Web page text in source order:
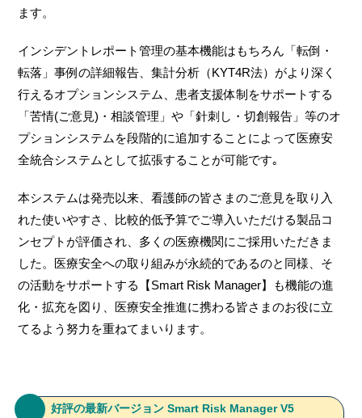
ます。
インシデントレポート管理の基本機能はもちろん「転倒・
転落」事例の詳細報告、集計分析（KYT4R法）がより深く
行えるオプションシステム、患者支援体制をサポートする
「苦情(ご意見)・相談管理」や「針刺し・切創報告」等のオ
プションシステムを段階的に追加することによって医療安
全統合システムとして拡張することが可能です｡
本システムは発売以来、看護師の皆さまのご意見を取り入
れた使いやすさ、比較的低予算でご導入いただける製品コ
ンセプトが評価され、多くの医療機関にご採用いただきま
した。医療安全への取り組みが永続的であるのと同様、そ
の活動をサポートする【Smart Risk Manager】も機能の進
化・拡充を図り、医療安全推進に携わる皆さまのお役に立
てるよう努力を重ねてまいります。
好評の最新バージョン Smart Risk Manager V5